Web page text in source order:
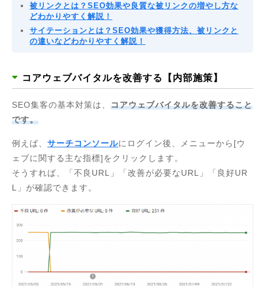
被リンクとは？SEO効果や良質な被リンクの増やし方な
どわかりやすく解説！
サイテーションとは？SEO効果や獲得方法、被リンクと
の違いなどわかりやすく解説！
コアウェブバイタルを改善する【内部施策】
SEO集客の基本対策は、 コアウェブバイタルを改善すること
です。
例えば、 サーチコンソールにログイン後、メニューから[ウ
ェブに関する主な指標]をクリックします。
そうすれば、「不良URL」「改善が必要なURL」「良好UR
L」が確認できます。